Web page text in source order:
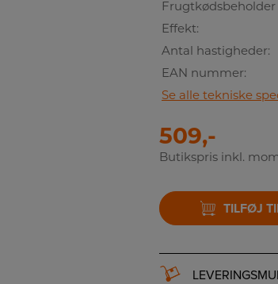
Effekt:
Antal hastigheder:
EAN nummer:
Se alle tekniske
509,-
Butikspris inkl.
TILFØJ